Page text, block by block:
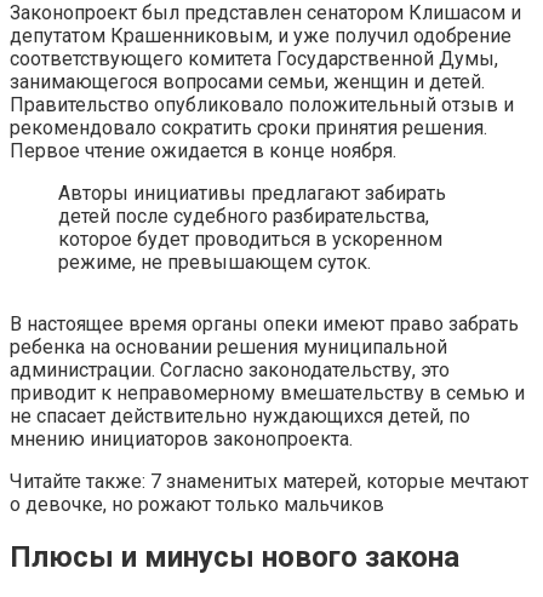
Законопроект был представлен сенатором Клишасом и
депутатом Крашенниковым, и уже получил одобрение
соответствующего комитета Государственной Думы,
занимающегося вопросами семьи, женщин и детей.
Правительство опубликовало положительный отзыв и
рекомендовало сократить сроки принятия решения.
Первое чтение ожидается в конце ноября.
Авторы инициативы предлагают забирать
детей после судебного разбирательства,
которое будет проводиться в ускоренном
режиме, не превышающем суток.
В настоящее время органы опеки имеют право забрать
ребенка на основании решения муниципальной
администрации. Согласно законодательству, это
приводит к неправомерному вмешательству в семью и
не спасает действительно нуждающихся детей, по
мнению инициаторов законопроекта.
Читайте также: 7 знаменитых матерей, которые мечтают
о девочке, но рожают только мальчиков
Плюсы и минусы нового закона